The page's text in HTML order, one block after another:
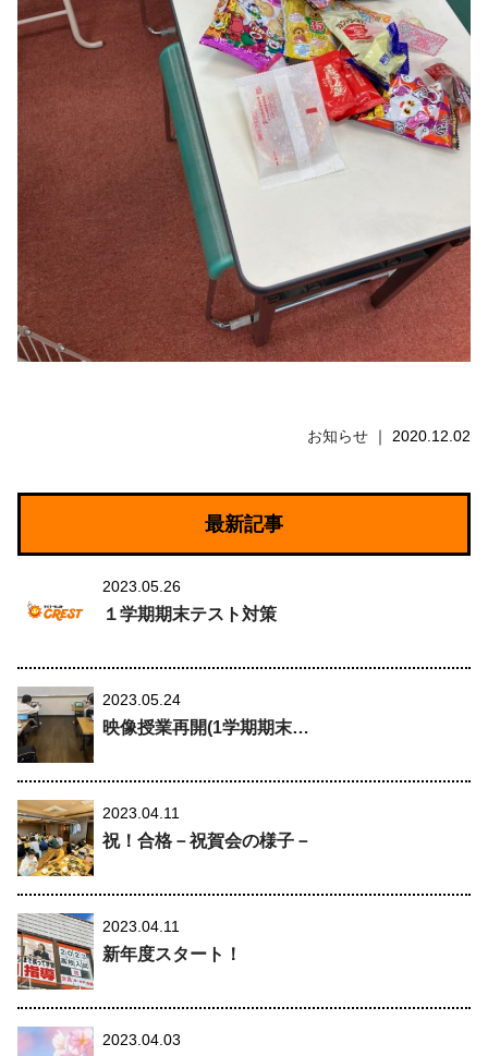
お知らせ 2020.12.02
最新記事
2023.05.26
１学期期末テスト対策
2023.05.24
映像授業再開(1学期期末…
2023.04.11
祝！合格－祝賀会の様子－
2023.04.11
新年度スタート！
2023.04.03